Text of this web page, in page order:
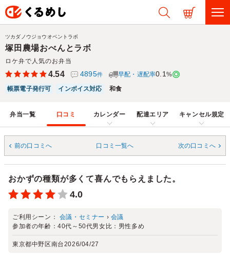
塚田農場おべんとラボ
ロケ弁で人気のお弁当
ツカダノウジョウオベントラボ
4.54 4895件 早配・遅配率0.1 %
帳票電子発行可
インボイス対応 和食
弁当一覧 口コミ カレンダー 配達エリア キャンセル規定
前の口コミへ 口コミ一覧へ 次の口コミへ
おかずの種類が多くて喜んでもらえました。
4.0
ご利用シーン： 会議・セミナー › 会議
参加者の年齢：40代～50代男女比： 男性多め
東京都中野区南台2026/04/27